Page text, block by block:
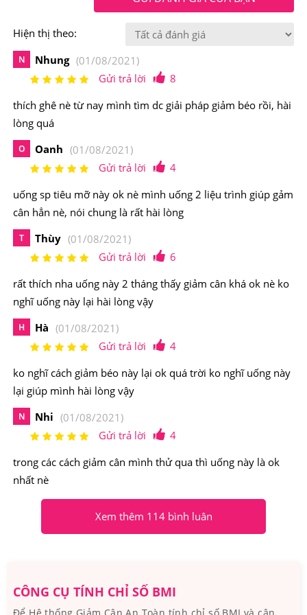
khác.
Viên giảm cân này bảo đảm an toàn cho người dùng
2.Viên Giảm Cân Tiêu Mỡ Nhanh Kracie EKT62
Của Nhật Bản Có Nguồn Gốc Xuất Xứ Từ Đâu,
Nhà sản xuất: Kraice, Nhật Bản
Thành phần chủ yếu của Viên Giảm Cân Tiêu Mỡ
Thành phần chính:
cân và hạn chế hấp thụ mỡ thừa trong khẩu phần ăn
Hiện thị theo:
N Nhung (01/08/2021)
Gửi trả lời
8
thích ghê nè từ nay mình tìm dc giải pháp giảm béo rồi, hài
lòng quá
O Oanh (01/08/2021)
Gửi trả lời
4
uống sp tiêu mỡ này ok nè mình uống 2 liệu trình giúp gảm
cân hẳn nè, nói chung là rất hài lòng
T Thùy (01/08/2021)
Gửi trả lời
6
rất thích nha uống này 2 tháng thấy giảm cân khá ok nè ko
nghĩ uống này lại hài lòng vậy
H Hà (01/08/2021)
Gửi trả lời
4
ko nghĩ cách giảm béo này lại ok quá trời ko nghĩ uống này
lại giúp mình hài lòng vậy
N Nhi (01/08/2021)
Gửi trả lời
4
trong các cách giảm cân mình thử qua thì uống này là ok
nhất nè
Xem thêm 114 bình luân
CÔNG CỤ TÍNH CHỈ SỐ BMI